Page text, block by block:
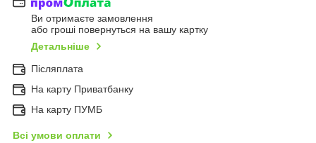
Ви отримаєте замовлення
або гроші повернуться на вашу картку
Детальніше
Післяплата
На карту Приватбанку
На карту ПУМБ
Всі умови оплати